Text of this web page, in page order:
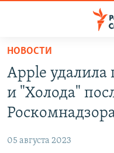
упрощенного
доступа
Вернуться
основному
Вернутся
ПРОГРАММЫ
ПОДКАСТЫ
АВТОРСКИЕ ПРОЕКТЫ
МНЕНИЯ
НОВОСТИ
Apple
и "Холода"
05 августа 2023